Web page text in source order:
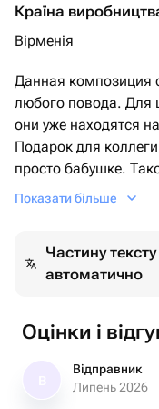
Країна
Вірменія
Данная композиция
любого повода. Для
они уже находятся
Подарок для
просто бабушке.
случаю
получать все
что-то не устроило
низкую оценку,
любой вопрос!
Показати більше
Частину
автоматично
Оцінки і
Відправник
Липень 2026